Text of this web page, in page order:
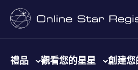
禮品 觀看您的星星 創建您